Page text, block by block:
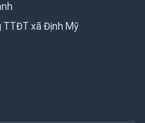
TTĐT xã Định Mỹ